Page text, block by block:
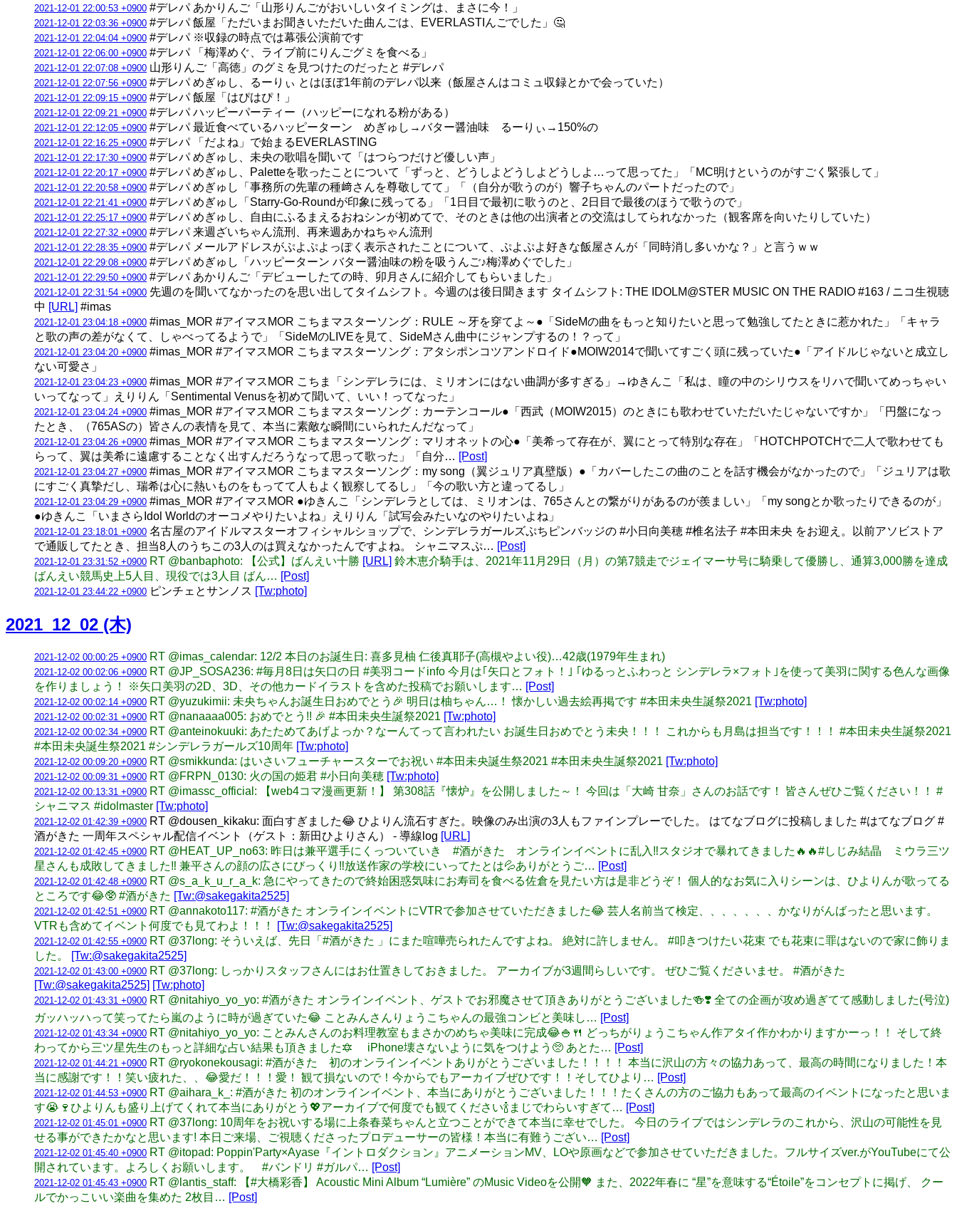
2021-12-01 22:00:53 +0900 #デレパ あかりんご「山形りんごがおいしいタイミングは、まさに今！」
2021-12-01 22:03:36 +0900 #デレパ 飯屋「ただいまお聞きいただいた曲んごは、EVERLASTIんごでした」🤔
2021-12-01 22:04:04 +0900 #デレパ ※収録の時点では幕張公演前です
2021-12-01 22:06:00 +0900 #デレパ 「梅澤めぐ、ライブ前にりんごグミを食べる」
2021-12-01 22:07:08 +0900 山形りんご「高徳」のグミを見つけたのだったと #デレパ
2021-12-01 22:07:56 +0900 #デレパ めぎゅし、るーりぃ とはほぼ1年前のデレパ以来（飯屋さんはコミュ収録とかで会っていた）
2021-12-01 22:09:15 +0900 #デレパ 飯屋「はぴはぴ！」
2021-12-01 22:09:21 +0900 #デレパ ハッピーパーティー（ハッピーになれる粉がある）
2021-12-01 22:12:05 +0900 #デレパ 最近食べているハッピーターン めぎゅし→バター醤油味 るーりぃ→150%の
2021-12-01 22:16:25 +0900 #デレパ 「だよね」で始まるEVERLASTING
2021-12-01 22:17:30 +0900 #デレパ めぎゅし、未央の歌唱を聞いて「はつらつだけど優しい声」
2021-12-01 22:20:17 +0900 #デレパ めぎゅし、Paletteを歌ったことについて「ずっと、どうしよどうしよどうしよ…って思ってた」「MC明けというのがすごく緊張して」
2021-12-01 22:20:58 +0900 #デレパ めぎゅし「事務所の先輩の種﨑さんを尊敬してて」「（自分が歌うのが）響子ちゃんのパートだったので」
2021-12-01 22:21:41 +0900 #デレパ めぎゅし「Starry-Go-Roundが印象に残ってる」「1日目で最初に歌うのと、2日目で最後のほうで歌うので」
2021-12-01 22:25:17 +0900 #デレパ めぎゅし、自由にふるまえるおねシンが初めてで、そのときは他の出演者との交流はしてられなかった（観客席を向いたりしていた）
2021-12-01 22:27:32 +0900 #デレパ 来週ざいちゃん流刑、再来週あかねちゃん流刑
2021-12-01 22:28:35 +0900 #デレパ メールアドレスがぷよぷよっぽく表示されたことについて、ぷよぷよ好きな飯屋さんが「同時消し多いかな？」と言うｗｗ
2021-12-01 22:29:08 +0900 #デレパ めぎゅし「ハッピーターン バター醤油味の粉を吸うんご♪梅澤めぐでした」
2021-12-01 22:29:50 +0900 #デレパ あかりんご「デビューしたての時、卯月さんに紹介してもらいました」
2021-12-01 22:31:54 +0900 先週のを聞いてなかったのを思い出してタイムシフト。今週のは後日聞きます タイムシフト: THE IDOLM@STER MUSIC ON THE RADIO #163 / ニコ生視聴
中 [URL] #imas
2021-12-01 23:04:18 +0900 #imas_MOR #アイマスMOR こちまマスターソング：RULE ～牙を穿てよ～●「SideMの曲をもっと知りたいと思って勉強してたときに惹かれた」「キャラ
と歌の声の差がなくて、しゃべってるようで」「SideMのLIVEを見て、SideMさん曲中にジャンプするの！？って」
2021-12-01 23:04:20 +0900 #imas_MOR #アイマスMOR こちまマスターソング：アタシポンコツアンドロイド●MOIW2014で聞いてすごく頭に残っていた●「アイドルじゃないと成立し
ない可愛さ」
2021-12-01 23:04:23 +0900 #imas_MOR #アイマスMOR こちま「シンデレラには、ミリオンにはない曲調が多すぎる」→ゆきんこ「私は、瞳の中のシリウスをリハで聞いてめっちゃい
いってなって」えりりん「Sentimental Venusを初めて聞いて、いい！ってなった」
2021-12-01 23:04:24 +0900 #imas_MOR #アイマスMOR こちまマスターソング：カーテンコール●「西武（MOIW2015）のときにも歌わせていただいたじゃないですか」「円盤になっ
たとき、（765ASの）皆さんの表情を見て、本当に素敵な瞬間にいられたんだなって」
2021-12-01 23:04:26 +0900 #imas_MOR #アイマスMOR こちまマスターソング：マリオネットの心●「美希って存在が、翼にとって特別な存在」「HOTCHPOTCHで二人で歌わせても
らって、翼は美希に遠慮することなく出すんだろうなって思って歌った」「自分… [Post]
2021-12-01 23:04:27 +0900 #imas_MOR #アイマスMOR こちまマスターソング：my song（翼ジュリア真壁版）●「カバーしたこの曲のことを話す機会がなかったので」「ジュリアは歌
にすごく真摯だし、瑞希は心に熱いものをもってて人もよく観察してるし」「今の歌い方と違ってるし」
2021-12-01 23:04:29 +0900 #imas_MOR #アイマスMOR ●ゆきんこ「シンデレラとしては、ミリオンは、765さんとの繋がりがあるのが羨ましい」「my songとか歌ったりできるのが」
●ゆきんこ「いまさらIdol Worldのオーコメやりたいよね」えりりん「試写会みたいなのやりたいよね」
2021-12-01 23:18:01 +0900 名古屋のアイドルマスターオフィシャルショップで、シンデレラガールズぷちピンバッジの #小日向美穂 #椎名法子 #本田未央 をお迎え。以前アソビストア
で通販してたとき、担当8人のうちこの3人のは買えなかったんですよね。 シャニマスぷ… [Post]
2021-12-01 23:31:52 +0900 RT @banbaphoto: 【公式】ばんえい十勝 [URL] 鈴木恵介騎手は、2021年11月29日（月）の第7競走でジェイマーサ号に騎乗して優勝し、通算3,000勝を達成
ばんえい競馬史上5人目、現役では3人目 ばん… [Post]
2021-12-01 23:44:22 +0900 ピンチェとサンノス [Tw:photo]
2021_12_02 (木)
2021-12-02 00:00:25 +0900 RT @imas_calendar: 12/2 本日のお誕生日: 喜多見柚 仁後真耶子(高槻やよい役)…42歳(1979年生まれ)
2021-12-02 00:02:06 +0900 RT @JP_SOSA236: #毎月8日は矢口の日 #美羽コードinfo 今月は｢矢口とフォト！｣ ｢ゆるっとふわっと シンデレラ×フォト｣を使って美羽に関する色んな画像
を作りましょう！ ※矢口美羽の2D、3D、その他カードイラストを含めた投稿でお願いします… [Post]
2021-12-02 00:02:14 +0900 RT @yuzukimii: 未央ちゃんお誕生日おめでとう🎉 明日は柚ちゃん…！ 懐かしい過去絵再掲です #本田未央生誕祭2021 [Tw:photo]
2021-12-02 00:02:31 +0900 RT @nanaaaa005: おめでとう!! 🎉 #本田未央生誕祭2021 [Tw:photo]
2021-12-02 00:02:34 +0900 RT @anteinokuuki: あたためてあげよっか？なーんてって言われたい お誕生日おめでとう未央！！！ これからも月島は担当です！！！ #本田未央生誕祭2021
#本田未央誕生祭2021 #シンデレラガールズ10周年 [Tw:photo]
2021-12-02 00:09:20 +0900 RT @smikkunda: はいさいフューチャースターでお祝い #本田未央誕生祭2021 #本田未央生誕祭2021 [Tw:photo]
2021-12-02 00:09:31 +0900 RT @FRPN_0130: 火の国の姫君 #小日向美穂 [Tw:photo]
2021-12-02 00:13:31 +0900 RT @imassc_official: 【web4コマ漫画更新！】 第308話『懐炉』を公開しました～！ 今回は「大崎 甘奈」さんのお話です！ 皆さんぜひご覧ください！！ #
シャニマス #idolmaster [Tw:photo]
2021-12-02 01:42:39 +0900 RT @dousen_kikaku: 面白すぎました😂 ひよりん流石すぎた。映像のみ出演の3人もファインプレーでした。 はてなブログに投稿しました #はてなブログ #
酒がきた 一周年スペシャル配信イベント（ゲスト：新田ひよりさん） - 導線log [URL]
2021-12-02 01:42:45 +0900 RT @HEAT_UP_no63: 昨日は兼平選手にくっついていき #酒がきた オンラインイベントに乱入‼️スタジオで暴れてきました🔥🔥#しじみ結晶 ミウラ三ツ
星さんも成敗してきました‼️ 兼平さんの顔の広さにびっくり‼️放送作家の学校にいってたとは💦ありがとうご… [Post]
2021-12-02 01:42:48 +0900 RT @s_a_k_u_r_a_k: 急にやってきたので終始困惑気味にお寿司を食べる佐倉を見たい方は是非どうぞ！ 個人的なお気に入りシーンは、ひよりんが歌ってる
ところです😂🥸 #酒がきた [Tw:@sakegakita2525]
2021-12-02 01:42:51 +0900 RT @annakoto117: #酒がきた オンラインイベントにVTRで参加させていただきました😂 芸人名前当て検定、、、、、、、かなりがんばったと思います。
VTRも含めてイベント何度でも見てわよ！！！
[Tw:@sakegakita2525]
2021-12-02 01:42:55 +0900 RT @37long: そういえば、先日「#酒がきた 」にまた喧嘩売られたんですよね。 絶対に許しません。 #叩きつけたい花束 でも花束に罪はないので家に飾りま
した。
[Tw:@sakegakita2525]
2021-12-02 01:43:00 +0900 RT @37long: しっかりスタッフさんにはお仕置きしておきました。 アーカイブが3週間らしいです。 ぜひご覧くださいませ。 #酒がきた
[Tw:@sakegakita2525] [Tw:photo]
2021-12-02 01:43:31 +0900 RT @nitahiyo_yo_yo: #酒がきた オンラインイベント、ゲストでお邪魔させて頂きありがとうございました🍻❣️ 全ての企画が攻め過ぎてて感動しました(号泣)
ガッハッハって笑ってたら嵐のように時が過ぎていた😂 ことみんさんりょうこちゃんの最強コンビと美味し… [Post]
2021-12-02 01:43:34 +0900 RT @nitahiyo_yo_yo: ことみんさんのお料理教室もまさかのめちゃ美味に完成😂🍚🍴 どっちがりょうこちゃん作アタイ作かわかりますかーっ！！ そして終
わってから三ツ星先生のもっと詳細な占い結果も頂きました🔯 iPhone壊さないように気をつけよう🥺 あとた… [Post]
2021-12-02 01:44:21 +0900 RT @ryokonekousagi: #酒がきた 初のオンラインイベントありがとうございました！！！！ 本当に沢山の方々の協力あって、最高の時間になりました！本
当に感謝です！！笑い疲れた、、😂愛だ！！！愛！ 観て損ないので！今からでもアーカイブぜひです！！そしてひより… [Post]
2021-12-02 01:44:53 +0900 RT @aihara_k_: #酒がきた 初のオンラインイベント、本当にありがとうございました！！！たくさんの方のご協力もあって最高のイベントになったと思いま
す😭🍷ひよりんも盛り上げてくれて本当にありがとう💖アーカイブで何度でも観てください🍾まじでわらいすぎて… [Post]
2021-12-02 01:45:01 +0900 RT @37long: 10周年をお祝いする場に上条春菜ちゃんと立つことができて本当に幸せでした。 今日のライブではシンデレラのこれから、沢山の可能性を見
せる事ができたかなと思います! 本日ご来場、ご視聴くださったプロデューサーの皆様！本当に有難うござい… [Post]
2021-12-02 01:45:40 +0900 RT @itopad: Poppin'Party×Ayase『イントロダクション』アニメーションMV、LOや原画などで参加させていただきました。フルサイズver.がYouTubeにて公
開されています。よろしくお願いします。 #バンドリ #ガルパ… [Post]
2021-12-02 01:45:43 +0900 RT @lantis_staff: 【#大橋彩香】 Acoustic Mini Album “Lumière” のMusic Videoを公開🧡 また、2022年春に “星”を意味する“Étoile”をコンセプトに掲げ、 クー
ルでかっこいい楽曲を集めた 2枚目… [Post]